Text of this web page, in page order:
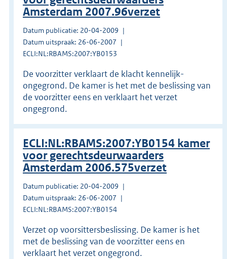
Amsterdam 2007.96verzet
Datum publicatie: 20-04-2009
Datum uitspraak: 26-06-2007
ECLI:NL:RBAMS:2007:YB0153
De voorzitter verklaart de klacht kennelijk-
ongegrond. De kamer is het met de beslissing van
de voorzitter eens en verklaart het verzet
ongegrond.
ECLI:NL:RBAMS:2007:YB0154 kamer
voor gerechtsdeurwaarders
Amsterdam 2006.575verzet
Datum publicatie: 20-04-2009
Datum uitspraak: 26-06-2007
ECLI:NL:RBAMS:2007:YB0154
Verzet op voorsittersbeslissing. De kamer is het
met de beslissing van de voorzitter eens en
verklaart het verzet ongegrond.